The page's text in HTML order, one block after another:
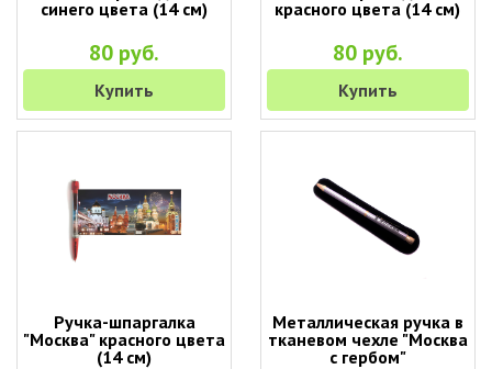
синего цвета (14 см)
80 руб.
Купить
красного цвета (14 см)
80 руб.
Купить
Ручка-шпаргалка
"Москва" красного цвета
(14 см)
Металлическая ручка в
тканевом чехле "Москва
с гербом"